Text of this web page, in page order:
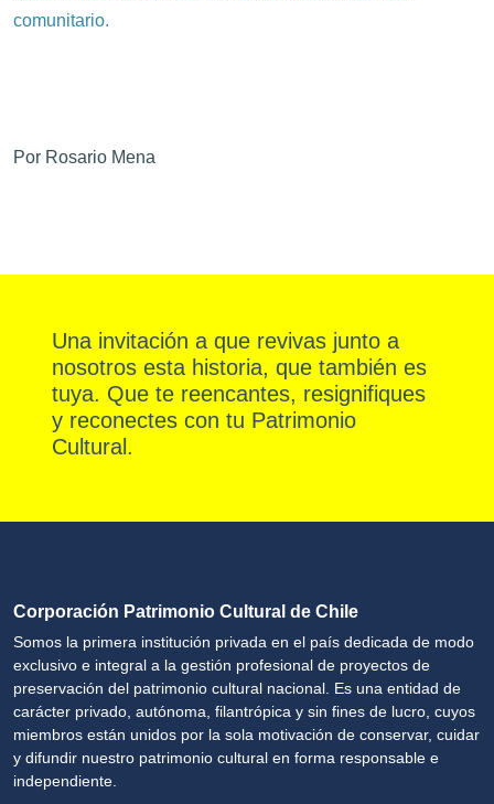
comunitario.
Por Rosario Mena
Una invitación a que revivas junto a
nosotros esta historia, que también es
tuya. Que te reencantes, resignifiques
y reconectes con tu Patrimonio
Cultural.
Corporación Patrimonio Cultural de Chile
Somos la primera institución privada en el país dedicada de modo
exclusivo e integral a la gestión profesional de proyectos de
preservación del patrimonio cultural nacional. Es una entidad de
carácter privado, autónoma, filantrópica y sin fines de lucro, cuyos
miembros están unidos por la sola motivación de conservar, cuidar
y difundir nuestro patrimonio cultural en forma responsable e
independiente.